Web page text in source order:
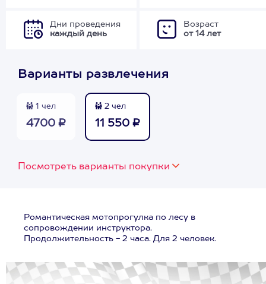
Дни проведения
каждый день
Возраст
от 14 лет
Варианты развлечения
1 чел
4700 ₽
2 чел
11 550 ₽
Посмотреть варианты покупки
Романтическая мотопрогулка по лесу в
сопровождении инструктора.
Продолжительность - 2 часа. Для 2 человек.